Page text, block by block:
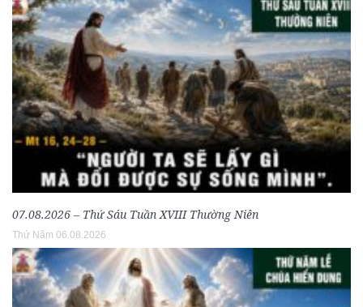
07.08.2026 – Thứ Sáu Tuần XVIII Thường Niên
Thứ Năm 06.08.2026